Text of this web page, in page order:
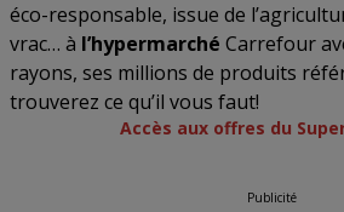
éco-responsable, issue de
vrac… à l’hypermarché Carrefour
rayons, ses millions de produits
trouverez ce qu’il vous faut!
Accès aux offres du
Publicité